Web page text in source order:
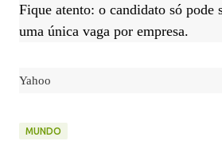
Fique atento: o candidato só pode
uma única vaga por empresa.
Yahoo
MUNDO